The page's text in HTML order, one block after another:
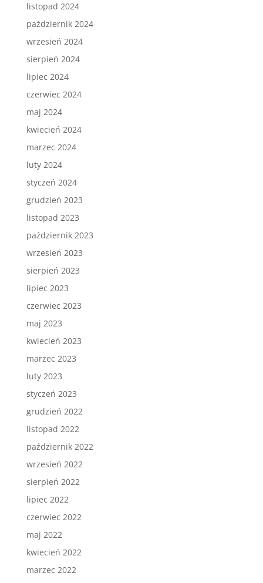
listopad 2024
październik 2024
wrzesień 2024
sierpień 2024
lipiec 2024
czerwiec 2024
maj 2024
kwiecień 2024
marzec 2024
luty 2024
styczeń 2024
grudzień 2023
listopad 2023
październik 2023
wrzesień 2023
sierpień 2023
lipiec 2023
czerwiec 2023
maj 2023
kwiecień 2023
marzec 2023
luty 2023
styczeń 2023
grudzień 2022
listopad 2022
październik 2022
wrzesień 2022
sierpień 2022
lipiec 2022
czerwiec 2022
maj 2022
kwiecień 2022
marzec 2022